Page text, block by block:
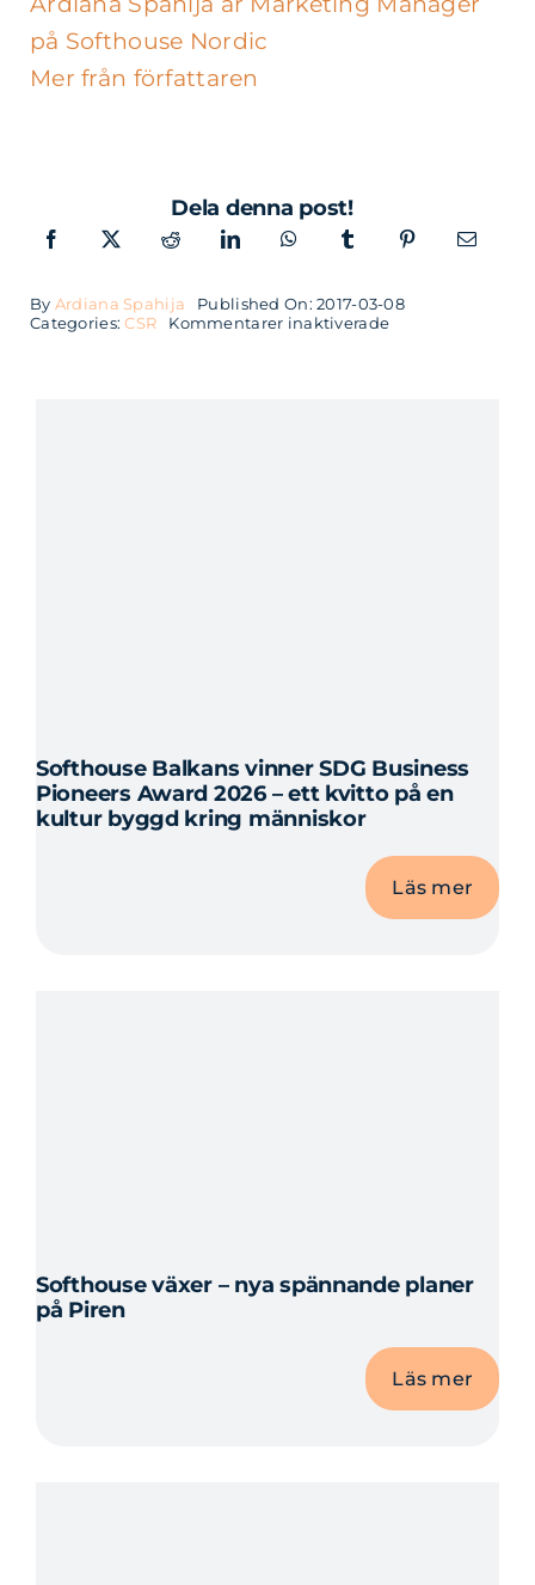
på Softhouse Nordic
Mer från författaren
Dela denna post!
By Ardiana Spahija
Published On: 2017-03-08
Categories:CSR Kommentarer inaktiveradeför
Softhouse Balkans vinner SDG Business
Pioneers Award 2026 – ett kvitto på en
kultur byggd kring människor
Läs mer
Softhouse växer – nya spännande planer
på Piren
Läs mer